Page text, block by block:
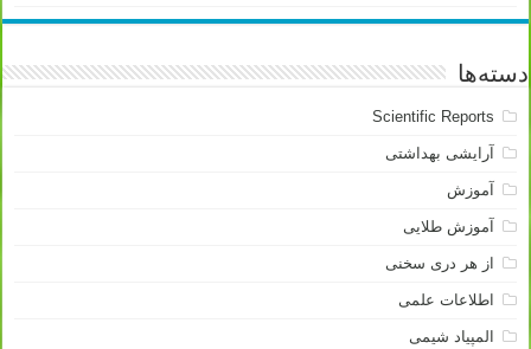
دسته‌ها
Scientific Reports
آرایشی بهداشتی
آموزش
آموزش طلایی
از هر دری سخنی
اطلاعات علمی
المپیاد شیمی